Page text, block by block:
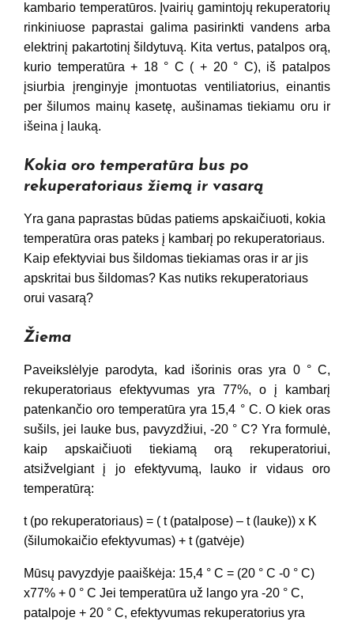
kambario temperatūros. Įvairių gamintojų rekuperatorių
rinkiniuose paprastai galima pasirinkti vandens arba
elektrinį pakartotinį šildytuvą. Kita vertus, patalpos orą,
kurio temperatūra + 18 ° C ( + 20 ° C), iš patalpos
įsiurbia įrenginyje įmontuotas ventiliatorius, einantis
per šilumos mainų kasetę, aušinamas tiekiamu oru ir
išeina į lauką.
Kokia oro temperatūra bus po
rekuperatoriaus žiemą ir vasarą
Yra gana paprastas būdas patiems apskaičiuoti, kokia
temperatūra oras pateks į kambarį po rekuperatoriaus.
Kaip efektyviai bus šildomas tiekiamas oras ir ar jis
apskritai bus šildomas? Kas nutiks rekuperatoriaus
orui vasarą?
Žiema
Paveikslėlyje parodyta, kad išorinis oras yra 0 ° C,
rekuperatoriaus efektyvumas yra 77%, o į kambarį
patenkančio oro temperatūra yra 15,4 ° C. O kiek oras
sušils, jei lauke bus, pavyzdžiui, -20 ° C? Yra formulė,
kaip apskaičiuoti tiekiamą orą rekuperatoriui,
atsižvelgiant į jo efektyvumą, lauko ir vidaus oro
temperatūrą:
t (po rekuperatoriaus) = ( t (patalpose) – t (lauke)) x K
(šilumokaičio efektyvumas) + t (gatvėje)
Mūsų pavyzdyje paaiškėja: 15,4 ° С = (20 ° С -0 ° С)
х77% + 0 ° С Jei temperatūra už lango yra -20 ° С,
patalpoje + 20 ° С, efektyvumas rekuperatorius yra